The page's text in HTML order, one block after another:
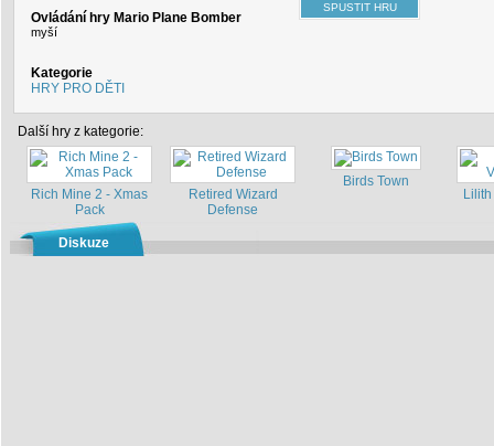
Ovládání hry Mario Plane Bomber
myší
Kategorie
HRY PRO DĚTI
Další hry z kategorie:
Rich Mine 2 - Xmas
Pack
Retired Wizard
Defense
Birds Town
Diskuze